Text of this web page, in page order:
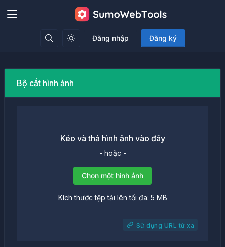
Đăng nhập Đăng ký
Bộ cắt hình ảnh
Kéo và thả hình ảnh vào đây
- hoặc -
Chọn một hình ảnh
Kích thước tệp tải lên tối đa: 5 MB
Sử dụng URL từ xa